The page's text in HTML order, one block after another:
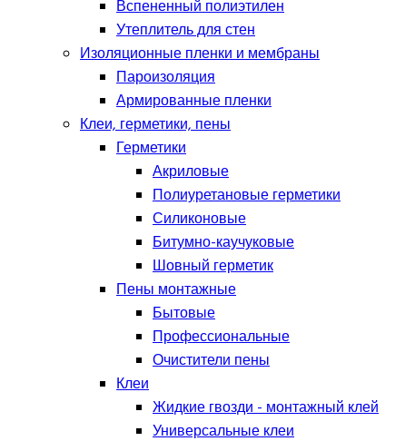
Вспененный полиэтилен
Утеплитель для стен
Изоляционные пленки и мембраны
Пароизоляция
Армированные пленки
Клеи, герметики, пены
Герметики
Акриловые
Полиуретановые герметики
Силиконовые
Битумно-каучуковые
Шовный герметик
Пены монтажные
Бытовые
Профессиональные
Очистители пены
Клеи
Жидкие гвозди - монтажный клей
Универсальные клеи